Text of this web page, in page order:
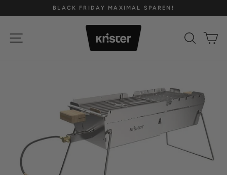
Pause
Diashow
BLACK FRIDAY MAXIMAL SPAREN!
SEITENNAVIGATION